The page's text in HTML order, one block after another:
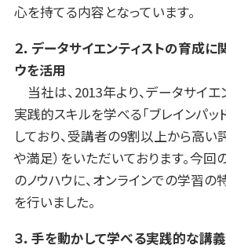
心を持てる内容となっています。
２．データサイエンティストの育成
ウを活用
当社は、2013年より、データサイエ
実践的スキルを学べる「ブレインパッ
しており、受講者の9割以上から高い
や満足）をいただいております。今回
のノウハウに、オンラインでの学習
を行いました。
３．手を動かして学べる実践的な講義